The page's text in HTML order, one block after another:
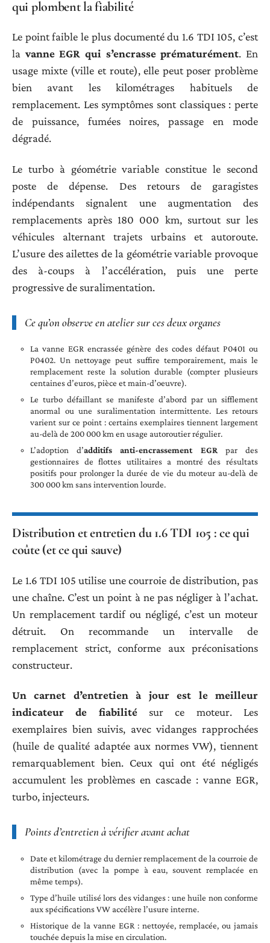
qui plombent la fiabilité
Le point faible le plus documenté du 1.6 TDI 105, c’est
la vanne EGR qui s’encrasse prématurément. En
usage mixte (ville et route), elle peut poser problème
bien avant les kilométrages habituels de
remplacement. Les symptômes sont classiques : perte
de puissance, fumées noires, passage en mode
dégradé.
Le turbo à géométrie variable constitue le second
poste de dépense. Des retours de garagistes
indépendants signalent une augmentation des
remplacements après 180 000 km, surtout sur les
véhicules alternant trajets urbains et autoroute.
L’usure des ailettes de la géométrie variable provoque
des à-coups à l’accélération, puis une perte
progressive de suralimentation.
Ce qu’on observe en atelier sur ces deux organes
La vanne EGR encrassée génère des codes défaut P0401 ou
P0402. Un nettoyage peut suffire temporairement, mais le
remplacement reste la solution durable (compter plusieurs
centaines d’euros, pièce et main-d’oeuvre).
Le turbo défaillant se manifeste d’abord par un sifflement
anormal ou une suralimentation intermittente. Les retours
varient sur ce point : certains exemplaires tiennent largement
au-delà de 200 000 km en usage autoroutier régulier.
L’adoption d’additifs anti-encrassement EGRpar des
gestionnaires de flottes utilitaires a montré des résultats
positifs pour prolonger la durée de vie du moteur au-delà de
300 000 km sans intervention lourde.
Distribution et entretien du 1.6 TDI 105 : ce qui
coûte (et ce qui sauve)
Le 1.6 TDI 105 utilise une courroie de distribution, pas
une chaîne. C’est un point à ne pas négliger à l’achat.
Un remplacement tardif ou négligé, c’est un moteur
détruit. On recommande un intervalle de
remplacement strict, conforme aux préconisations
constructeur.
Un carnet d’entretien à jour est le meilleur
indicateur de fiabilitésur ce moteur. Les
exemplaires bien suivis, avec vidanges rapprochées
(huile de qualité adaptée aux normes VW), tiennent
remarquablement bien. Ceux qui ont été négligés
accumulent les problèmes en cascade : vanne EGR,
turbo, injecteurs.
Points d’entretien à vérifier avant achat
Date et kilométrage du dernier remplacement de la courroie de
distribution (avec la pompe à eau, souvent remplacée en
même temps).
Type d’huile utilisé lors des vidanges : une huile non conforme
aux spécifications VW accélère l’usure interne.
Historique de la vanne EGR : nettoyée, remplacée, ou jamais
touchée depuis la mise en circulation.